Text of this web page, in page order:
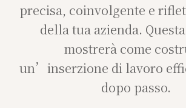
precisa, coinvolgente e
della tua azienda.
mostrerà come
un’inserzione di lavoro
dopo passo.